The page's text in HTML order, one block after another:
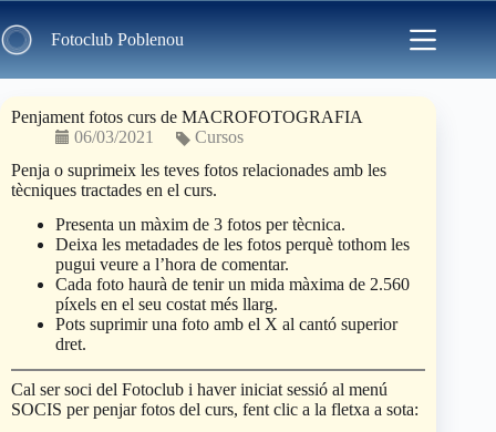
to
content Fotoclub Poblenou
Penjament fotos curs de MACROFOTOGRAFIA
06/03/2021
Cursos
Penja o suprimeix les teves fotos relacionades amb les
tècniques tractades en el curs.
Presenta un màxim de 3 fotos per tècnica.
Deixa les metadades de les fotos perquè tothom les
pugui veure a l’hora de comentar.
Cada foto haurà de tenir un mida màxima de 2.560
píxels en el seu costat més llarg.
Pots suprimir una foto amb el X al cantó superior
dret.
Cal ser soci del Fotoclub i haver iniciat sessió al menú
SOCIS per penjar fotos del curs, fent clic a la fletxa a sota: